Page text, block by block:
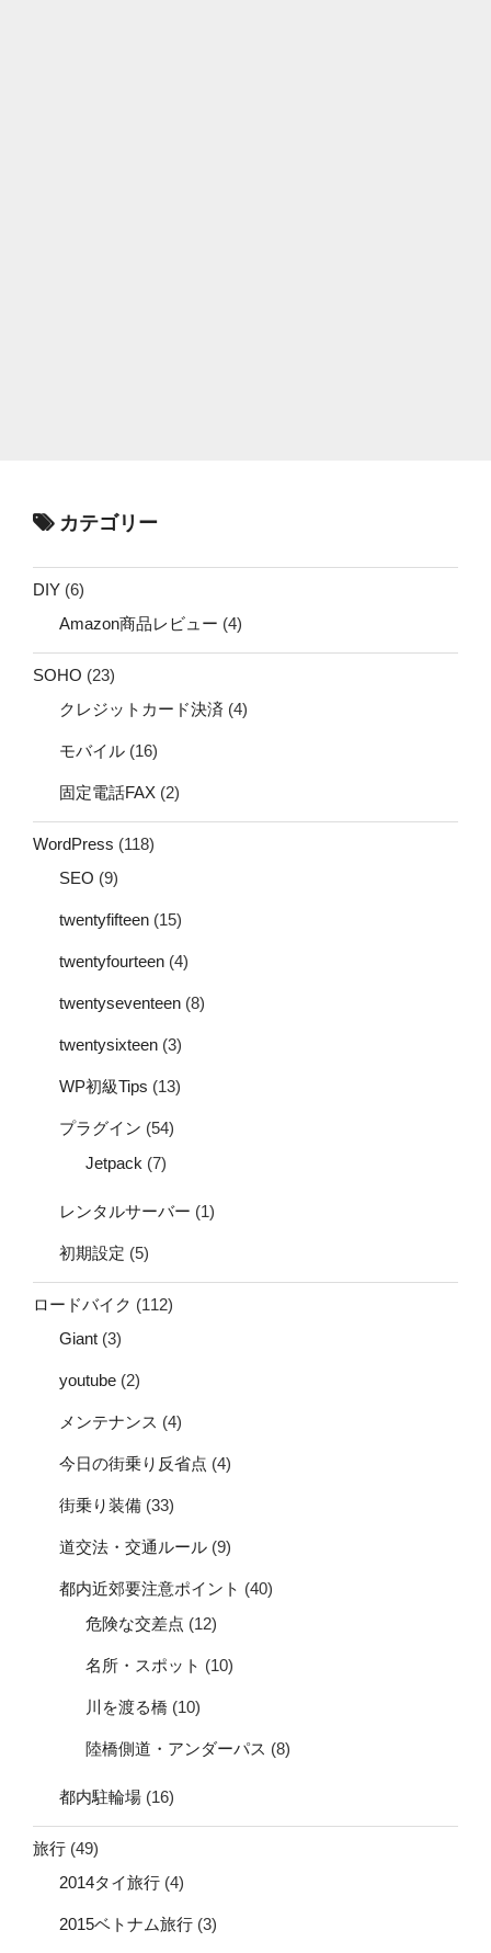
カテゴリー
DIY (6)
Amazon商品レビュー (4)
SOHO (23)
クレジットカード決済 (4)
モバイル (16)
固定電話FAX (2)
WordPress (118)
SEO (9)
twentyfifteen (15)
twentyfourteen (4)
twentyseventeen (8)
twentysixteen (3)
WP初級Tips (13)
プラグイン (54)
Jetpack (7)
レンタルサーバー (1)
初期設定 (5)
ロードバイク (112)
Giant (3)
youtube (2)
メンテナンス (4)
今日の街乗り反省点 (4)
街乗り装備 (33)
道交法・交通ルール (9)
都内近郊要注意ポイント (40)
危険な交差点 (12)
名所・スポット (10)
川を渡る橋 (10)
陸橋側道・アンダーパス (8)
都内駐輪場 (16)
旅行 (49)
2014タイ旅行 (4)
2015ベトナム旅行 (3)